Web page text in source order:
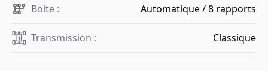
Boite : Automatique / 8 rapports
Transmission : Classique